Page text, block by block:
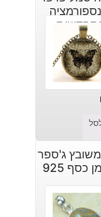
משובץ ג'ספר
כסף 925